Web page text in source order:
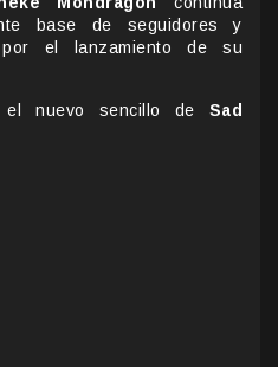
base de seguidores y
por el lanzamiento de su
el nuevo sencillo de Sad